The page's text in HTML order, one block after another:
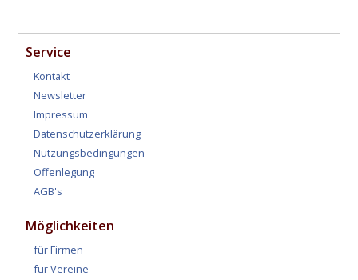
Service
Kontakt
Newsletter
Impressum
Datenschutzerklärung
Nutzungsbedingungen
Offenlegung
AGB's
Möglichkeiten
für Firmen
für Vereine